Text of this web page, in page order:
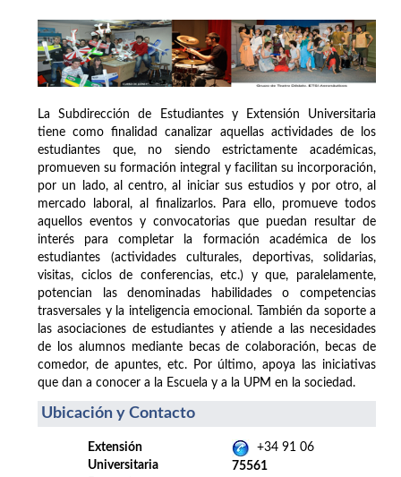
La Subdirección de Estudiantes y Extensión Universitaria
tiene como finalidad canalizar aquellas actividades de los
estudiantes que, no siendo estrictamente académicas,
promueven su formación integral y facilitan su incorporación,
por un lado, al centro, al iniciar sus estudios y por otro, al
mercado laboral, al finalizarlos. Para ello, promueve todos
aquellos eventos y convocatorias que puedan resultar de
interés para completar la formación académica de los
estudiantes (actividades culturales, deportivas, solidarias,
visitas, ciclos de conferencias, etc.) y que, paralelamente,
potencian las denominadas habilidades o competencias
trasversales y la inteligencia emocional. También da soporte a
las asociaciones de estudiantes y atiende a las necesidades
de los alumnos mediante becas de colaboración, becas de
comedor, de apuntes, etc. Por último, apoya las iniciativas
que dan a conocer a la Escuela y a la UPM en la sociedad.
Ubicación y Contacto
Extensión
Universitaria
+34 91 06
75561